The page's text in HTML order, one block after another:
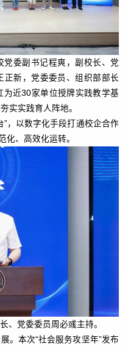
委副书记程爽，副校长、党
正新，党委委员、组织部部长
为近30家单位授牌实践教学基
实实践育人阵地。
，以数字化手段打通校企合作
化、高效化运转。
、党委委员周必彧主持。
。本次“社会服务攻坚年”发布